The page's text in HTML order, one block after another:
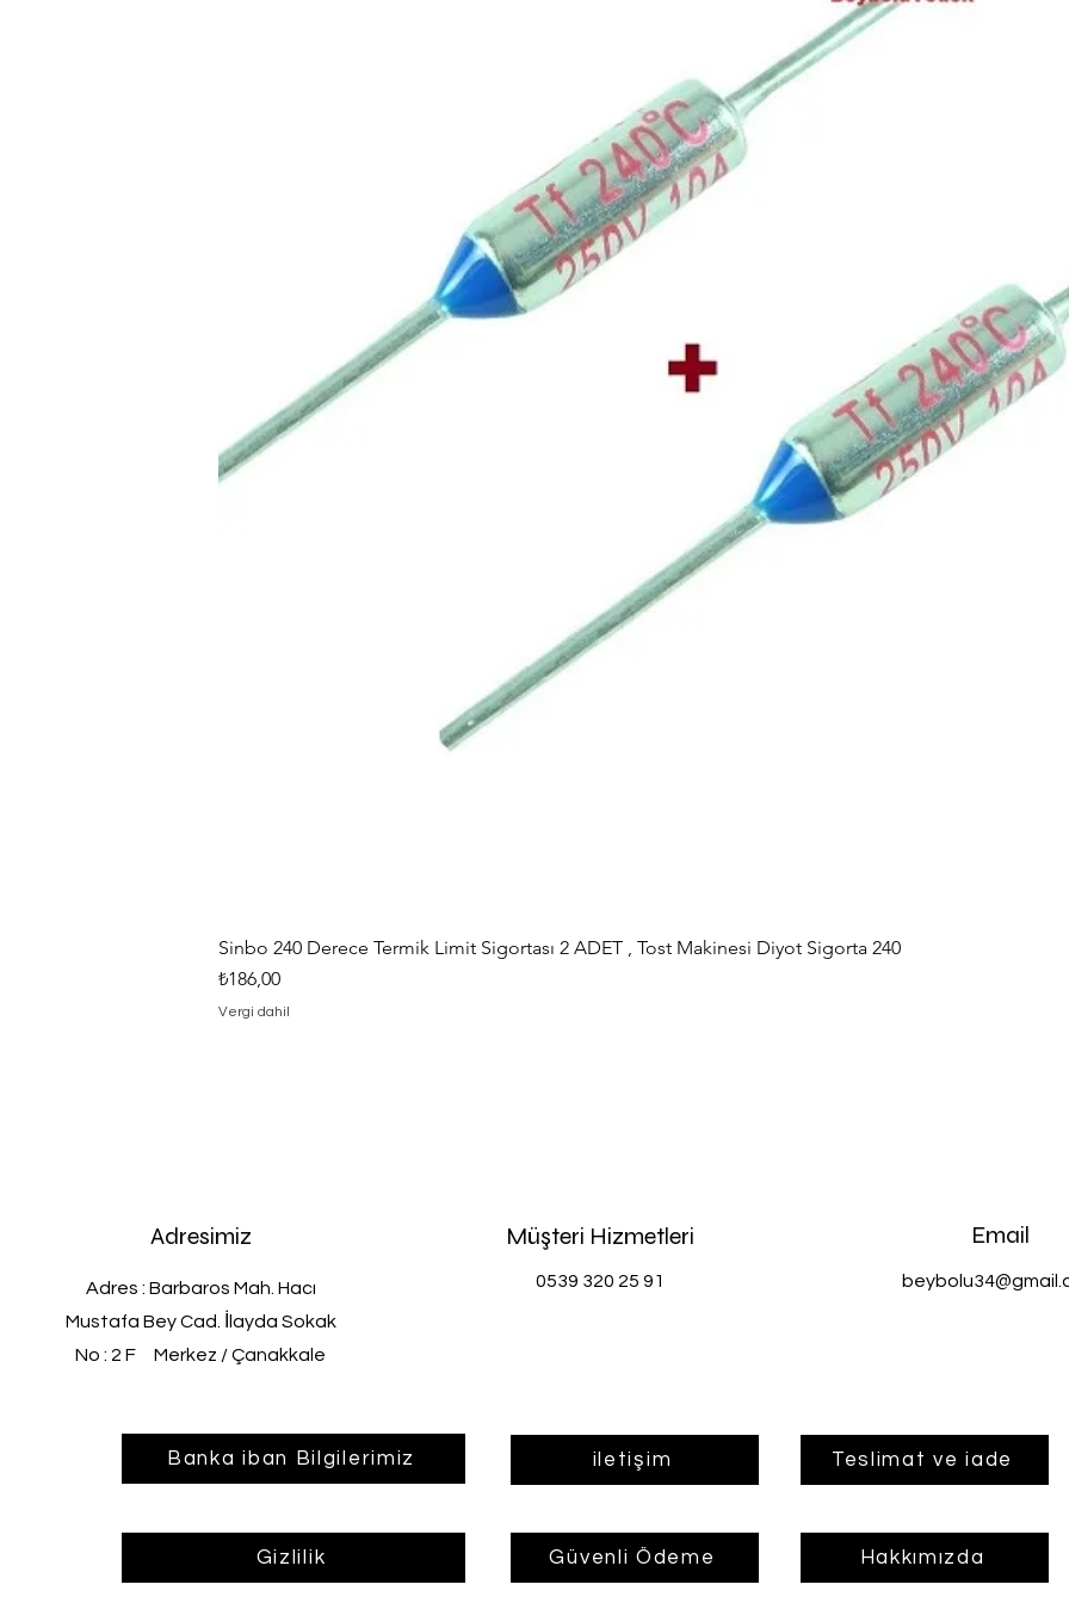
Hızlı Bakış
Sinbo 240 Derece Termik Limit Sigortası 2 ADET , Tost Makinesi Diyot Sigorta 240
Fiyat
₺186,00
Vergi dahil
Adresimiz
Adres : Barbaros Mah. Hacı
Mustafa Bey Cad. İlayda Sokak
No : 2 F Merkez / Çanakkale
Müşteri Hizmetleri
0539 320 25 91
Email
iletişim Teslimat ve iade
Banka iban Bilgilerimiz
Gizlilik Güvenli Ödeme Hakkımızda